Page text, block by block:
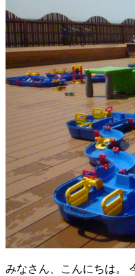
みなさん、こんにちは。